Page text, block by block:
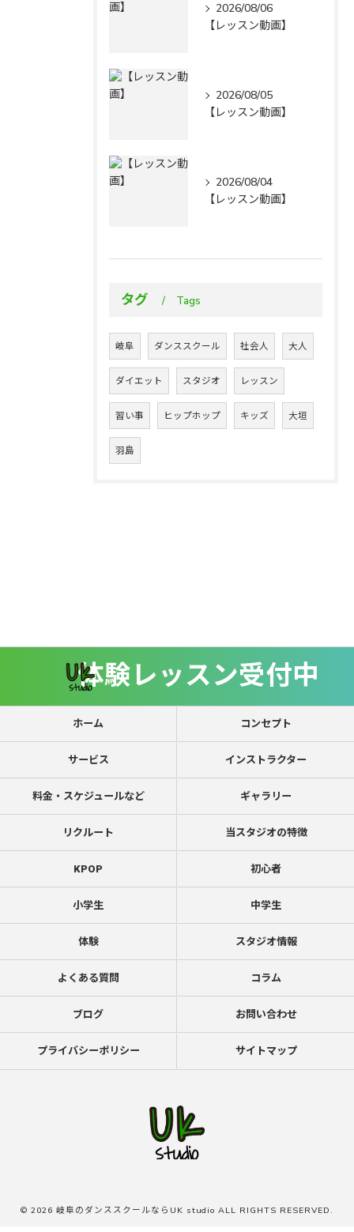
2026/08/06
【レッスン動画】
2026/08/05
【レッスン動画】
2026/08/04
【レッスン動画】
タグ Tags
岐阜 ダンススクール 社会人 大人
ダイエット スタジオ レッスン
習い事 ヒップホップ キッズ 大垣
羽島
体験レッスン受付中
ホーム コンセプト
サービス インストラクター
料金・スケジュールなど ギャラリー
リクルート 当スタジオの特徴
KPOP 初心者
小学生 中学生
体験 スタジオ情報
よくある質問 コラム
ブログ お問い合わせ
プライバシーポリシー サイトマップ
© 2026 岐阜のダンススクールならUK studio ALL RIGHTS RESERVED.